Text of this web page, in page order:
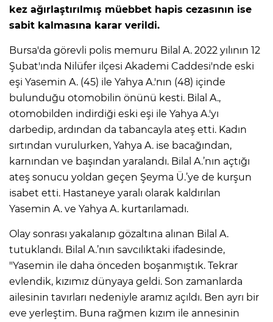
kez ağırlaştırılmış müebbet hapis cezasının ise
sabit kalmasına karar verildi.
Bursa'da görevli polis memuru Bilal A. 2022 yılının 12
Şubat'ında Nilüfer ilçesi Akademi Caddesi'nde eski
eşi Yasemin A. (45) ile Yahya A.'nın (48) içinde
bulunduğu otomobilin önünü kesti. Bilal A.,
otomobilden indirdiği eski eşi ile Yahya A.'yı
darbedip, ardından da tabancayla ateş etti. Kadın
sırtından vurulurken, Yahya A. ise bacağından,
karnından ve başından yaralandı. Bilal A.’nın açtığı
ateş sonucu yoldan geçen Şeyma Ü.’ye de kurşun
isabet etti. Hastaneye yaralı olarak kaldırılan
Yasemin A. ve Yahya A. kurtarılamadı.
Olay sonrası yakalanıp gözaltına alınan Bilal A.
tutuklandı. Bilal A.’nın savcılıktaki ifadesinde,
"Yasemin ile daha önceden boşanmıştık. Tekrar
evlendik, kızımız dünyaya geldi. Son zamanlarda
ailesinin tavırları nedeniyle aramız açıldı. Ben ayrı bir
eve yerleştim. Buna rağmen kızım ile annesinin